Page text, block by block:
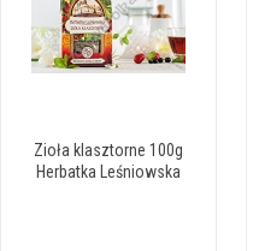
Zioła klasztorne 100g
Herbatka Leśniowska